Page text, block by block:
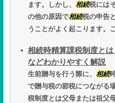
ます。しかし、 相続税には
の他の原因で相続税の申告
うことがよく起こります。
相続時精算課税制度と
などわかりやすく解説
生前贈与を行う際に、 相続
で贈与税の節税につながる
税制度とは父母または祖父